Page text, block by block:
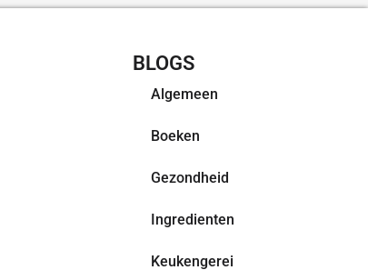
BLOGS
Algemeen
Boeken
Gezondheid
Ingredienten
Keukengerei